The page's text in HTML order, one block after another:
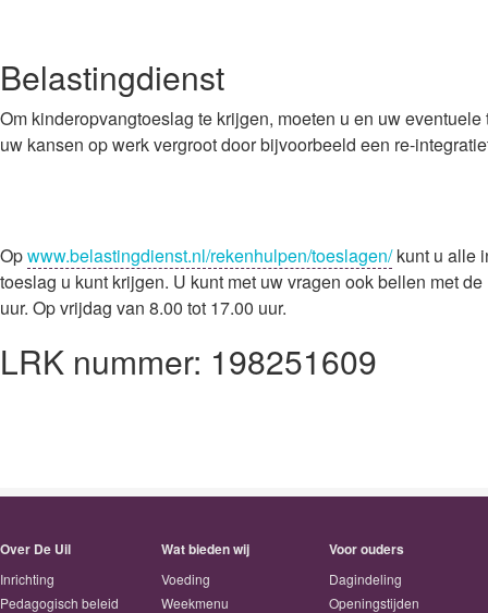
Belastingdienst
Om kinderopvangtoeslag te krijgen, moeten u en uw
uw kansen op werk vergroot door bijvoorbeeld een re-
Opwww.belastingdienst.nl/rekenhulpen/toeslagen/kunt u alle
toeslag u kunt krijgen. U kunt met uw vragen ook bellen met
uur. Op vrijdag van 8.00 tot 17.00 uur.
LRK nummer: 198251609
Over De Uil
Inrichting
Pedagogisch beleid
Wat bieden wij
Voeding
Weekmenu
Voor ouders
Dagindeling
Openingstijden